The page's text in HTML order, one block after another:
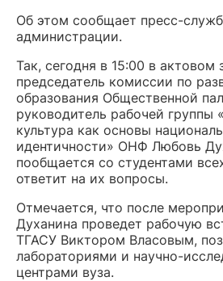
Об этом сообщает пресс-
администрации.
Так, сегодня в 15:00 в актовом
председатель комиссии по
образования Общественной
руководитель рабочей группы
культура как основы
идентичности» ОНФ Любовь
пообщается со студентами
ответит на их вопросы.
Отмечается, что после
Духанина проведет рабочую
ТГАСУ Виктором Власовым,
лабораториями и научно-
центрами вуза.